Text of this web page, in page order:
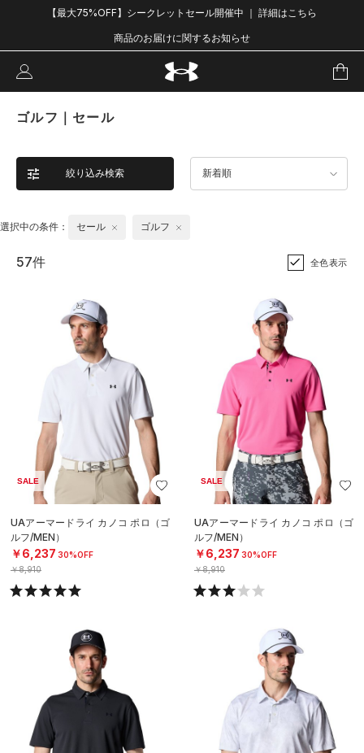
【最大75%OFF】シークレットセール開催中 ｜ 詳細はこちら
商品のお届けに関するお知らせ
ゴルフ｜セール
絞り込み検索 新着順
選択中の条件： セール ゴルフ
57件 全色表示
SALE
UAアーマードライ カノコ ポロ（ゴ
ルフ/MEN）
￥6,237 30%OFF
￥8,910
SALE
UAアーマードライ カノコ ポロ（ゴ
ルフ/MEN）
￥6,237 30%OFF
￥8,910